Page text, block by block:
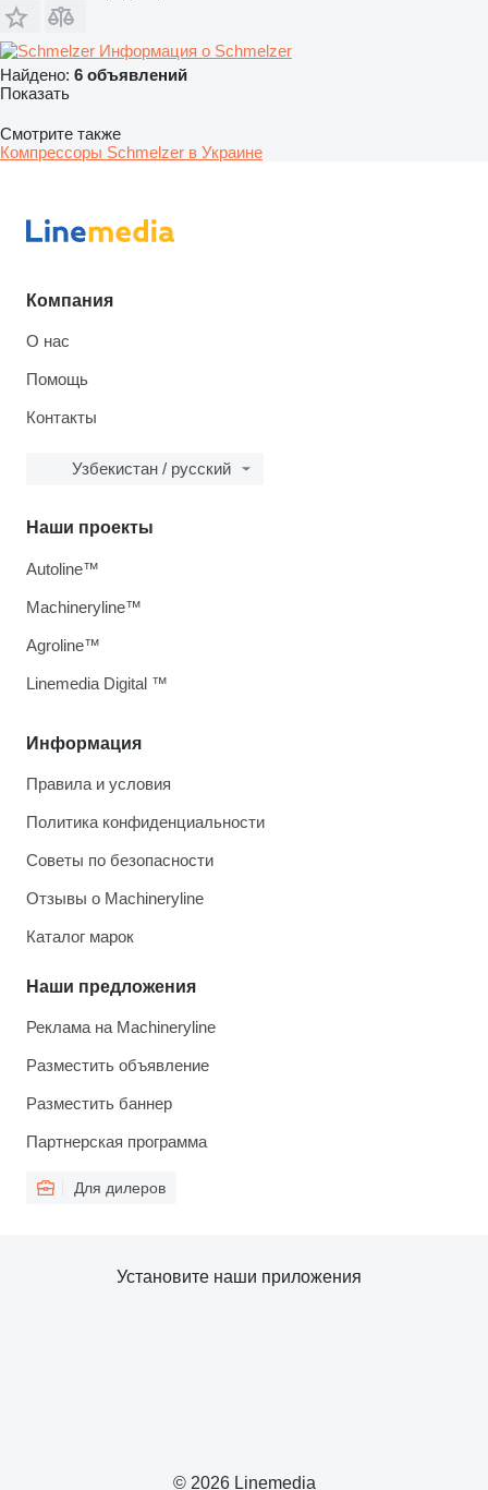
Информация о Schmelzer
Найдено: 6 объявлений
Показать
Смотрите также
Компрессоры Schmelzer в Украине
Компания
О нас
Помощь
Контакты
Узбекистан / русский
Информация
Правила и условия
Политика конфиденциальности
Советы по безопасности
Отзывы о Machineryline
Каталог марок
Наши предложения
Реклама на Machineryline
Разместить объявление
Разместить баннер
Партнерская программа
Для дилеров
Наши проекты
Autoline™
Machineryline™
Agroline™
Linemedia Digital ™
© 2026 Linemedia
Установите наши приложения